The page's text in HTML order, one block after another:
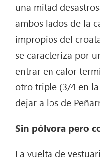
una mitad
ambos lados de la
impropios del
se caracteriza por
entrar en calor
otro triple (3/4 en
dejar a los de
Sin pólvora pero
La vuelta de